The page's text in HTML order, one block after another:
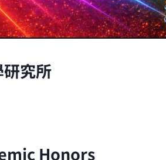
究所
Honors